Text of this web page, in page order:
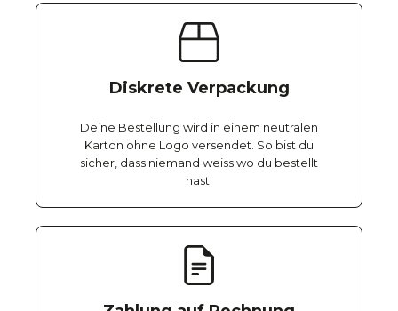
Diskrete Verpackung
Deine Bestellung wird in einem neutralen
Karton ohne Logo versendet. So bist du
sicher, dass niemand weiss wo du bestellt
hast.